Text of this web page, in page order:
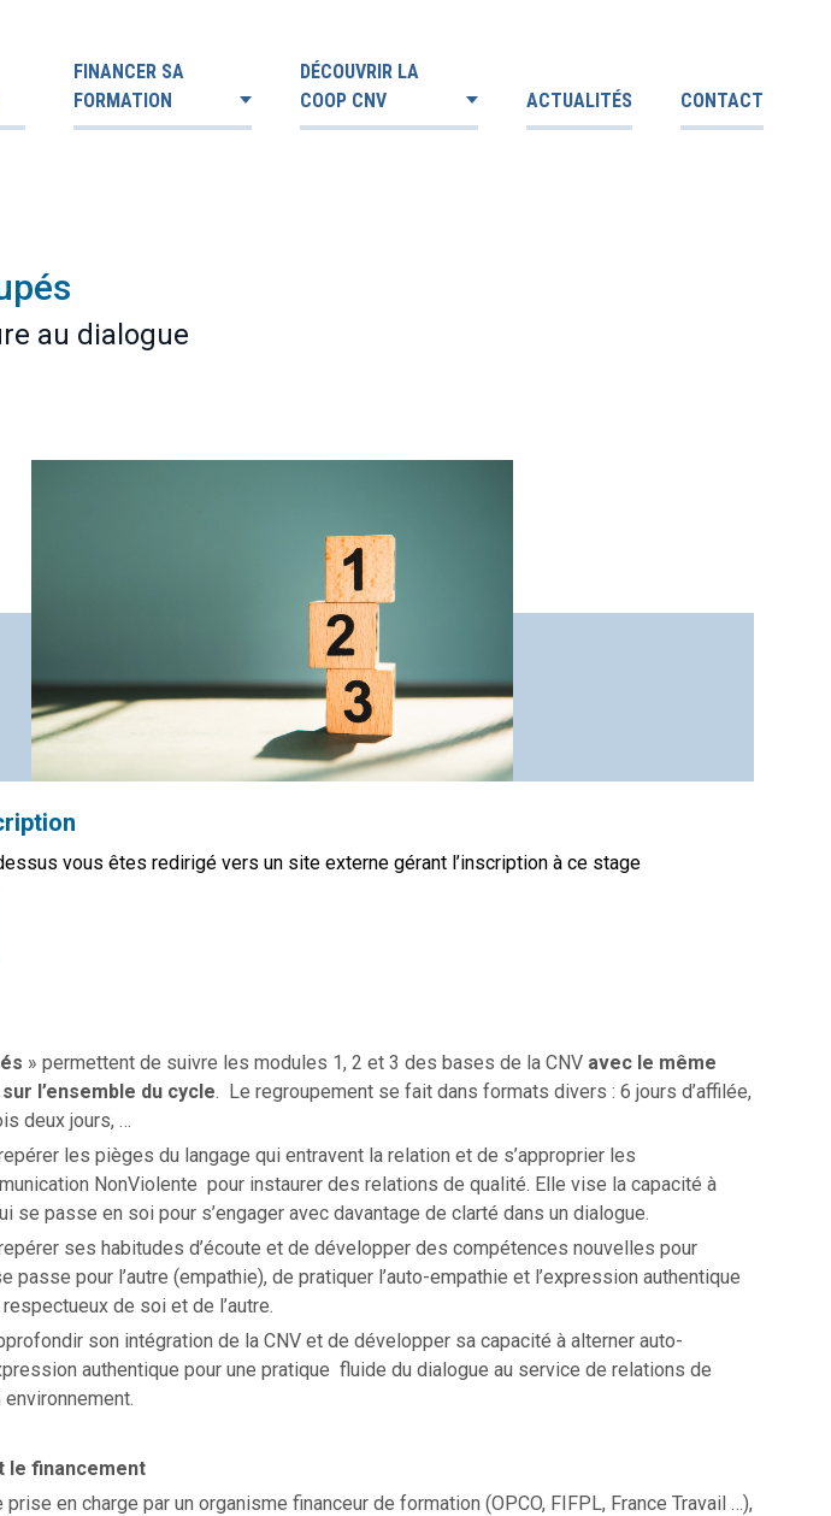
FINANCER SA
FORMATION
DÉCOUVRIR LA
COOP CNV
ACTUALITÉS CONTACT
au dialogue
vous êtes redirigé vers un site externe gérant l’inscription à ce stage
» permettent de suivre les modules 1, 2 et 3 des bases de la CNV avec le même
l’ensemble du cycle. Le regroupement se fait dans formats divers : 6 jours d’affilée,
deux jours, …
les pièges du langage qui entravent la relation et de s’approprier les
NonViolente pour instaurer des relations de qualité. Elle vise la capacité à
se passe en soi pour s’engager avec davantage de clarté dans un dialogue.
ses habitudes d’écoute et de développer des compétences nouvelles pour
passe pour l’autre (empathie), de pratiquer l’auto-empathie et l’expression authentique
de soi et de l’autre.
son intégration de la CNV et de développer sa capacité à alterner auto-
authentique pour une pratique fluide du dialogue au service de relations de
le financement
en charge par un organisme financeur de formation (OPCO, FIFPL, France Travail …),